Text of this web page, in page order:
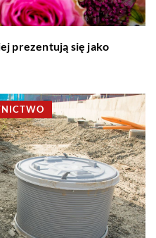
prezentują się jako